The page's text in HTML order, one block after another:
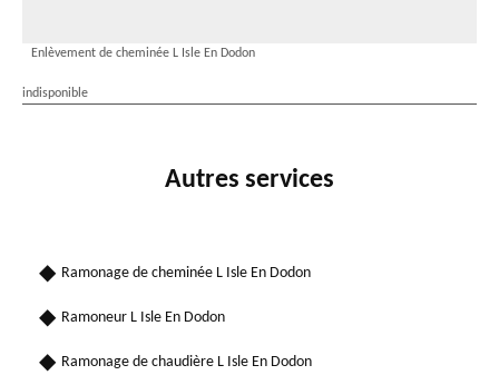
Enlèvement de cheminée L Isle En Dodon
indisponible
Autres services
Ramonage de cheminée L Isle En Dodon
Ramoneur L Isle En Dodon
Ramonage de chaudière L Isle En Dodon